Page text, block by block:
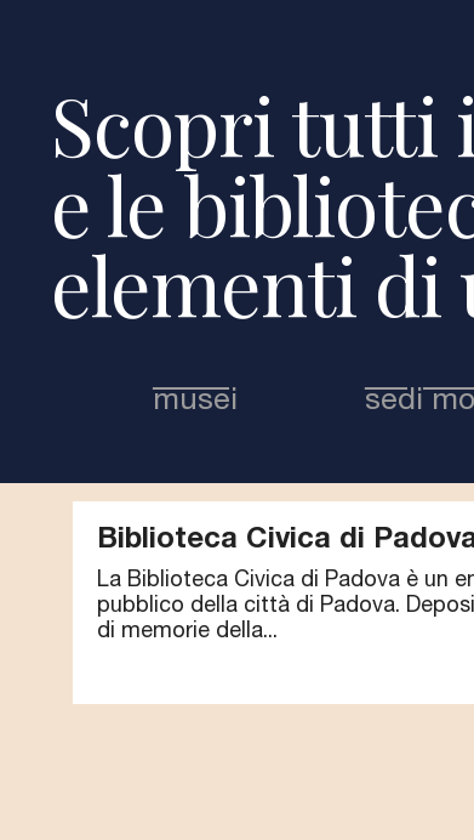
Scopri tutti
e le
elementi di
musei sedi
Biblioteca Civica di
La Biblioteca Civica di Padova è un
pubblico della città di Padova.
di memorie della...